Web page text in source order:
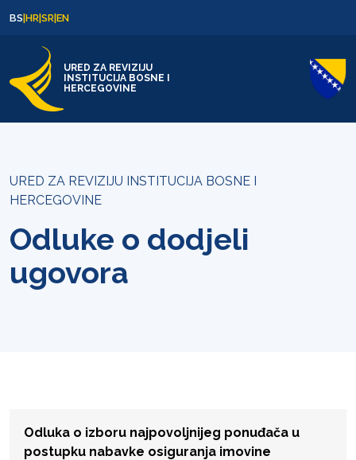
BS|HR|SR|EN
URED ZA REVIZIJU
INSTITUCIJA BOSNE I
HERCEGOVINE
URED ZA REVIZIJU INSTITUCIJA BOSNE I
HERCEGOVINE
Odluke o dodjeli
ugovora
Odluka o izboru najpovoljnijeg ponuđača u
postupku nabavke osiguranja imovine